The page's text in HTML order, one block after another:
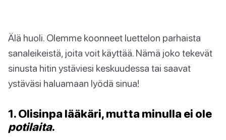
Älä huoli. Olemme koonneet luettelon parhaista
sanaleikeistä, joita voit käyttää. Nämä joko tekevät
sinusta hitin ystäviesi keskuudessa tai saavat
ystäväsi haluamaan lyödä sinua!
1. Olisinpa lääkäri, mutta minulla ei ole
potilaita.